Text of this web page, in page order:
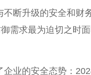
断升级的安全和财
需求最为迫切之时
业的安全态势：